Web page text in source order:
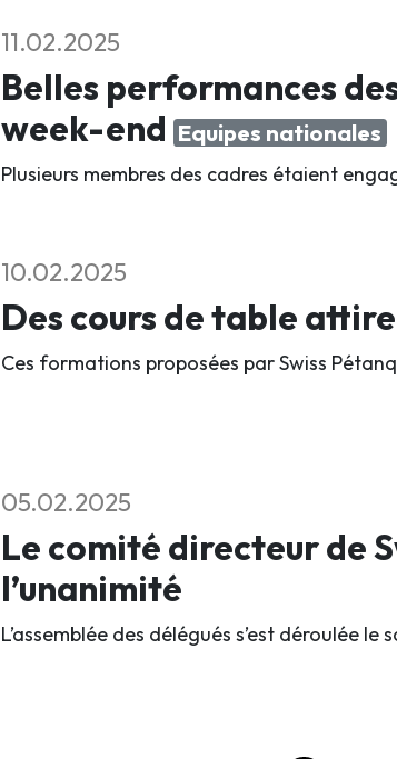
11.02.2025
Belles performances
week-end Equipes nationales
Plusieurs membres des cadres étaient
10.02.2025
Des cours de table
Ces formations proposées par Swiss
05.02.2025
Le comité directeur de
l’unanimité
L’assemblée des délégués s’est déroulée